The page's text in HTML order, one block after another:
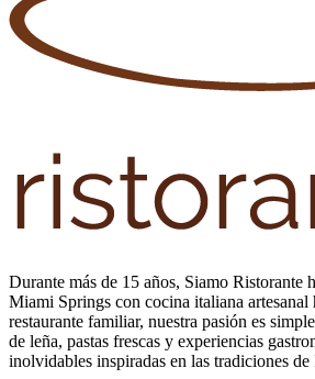
Durante más de 15 años, Siamo Ristorante
Miami Springs con cocina italiana artesanal
restaurante familiar, nuestra pasión es
de leña, pastas frescas y experiencias
inolvidables inspiradas en las tradiciones de